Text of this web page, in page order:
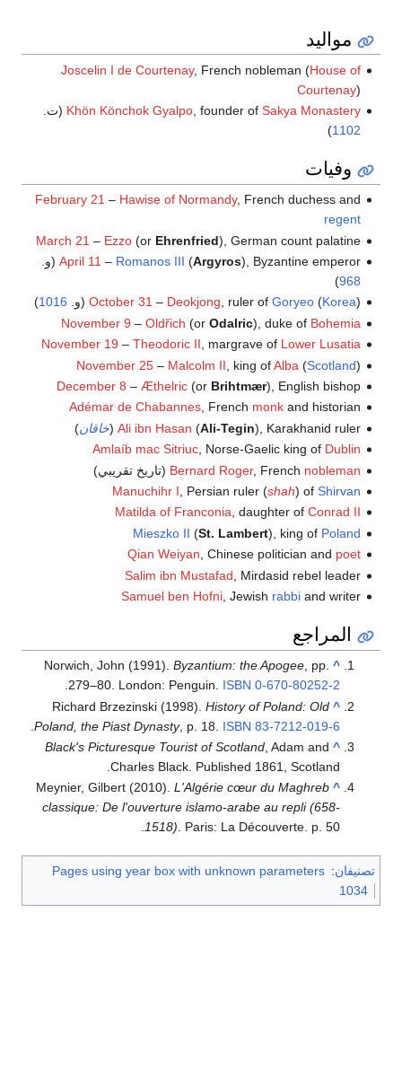
مواليد
Joscelin I de Courtenay, French nobleman (House of
Courtenay)
Khön Könchok Gyalpo, founder of Sakya Monastery
(ت.
1102
)
وفيات
February 21 – Hawise of Normandy, French duchess and
regent
March 21 – Ezzo(or Ehrenfried), German count palatine
April 11 – Romanos III (Argyros), Byzantine emperor (و.
968
)
October 31 – Deokjong, ruler of Goryeo(Korea) (و. 1016
)
November 9 – Oldřich (or Odalric), duke of Bohemia
November 19 – Theodoric II, margrave of Lower Lusatia
November 25– Malcolm II , king ofAlba (Scotland)
December 8 – Æthelric(or Brihtmær), English bishop
Adémar de Chabannes, French monkand historian
Ali ibn Hasan (Ali-Tegin), Karakhanid ruler ( خاقان)
Amlaíb mac Sitriuc, Norse-Gaelic king of Dublin
Bernard Roger, French nobleman
(تاريخ تقريبي)
Manuchihr I , Persian ruler (shah) of Shirvan
Matilda of Franconia, daughter of Conrad II
Mieszko II (St. Lambert), king of Poland
Qian Weiyan , Chinese politician and poet
Salim ibn Mustafad , Mirdasid rebel leader
Samuel ben Hofni, Jewish rabbiand writer
المراجع
^
Norwich, John (1991).Byzantium: the Apogee, pp.
279–80. London: Penguin. ISBN 0-670-80252-2
.
^
Richard Brzezinski (1998).History of Poland: Old
Poland, the Piast Dynasty, p. 18. ISBN 83-7212-019-6
.
^
Black's Picturesque Tourist of Scotland , Adam and
Charles Black. Published 1861, Scotland.
^
Meynier, Gilbert (2010).L'Algérie cœur du Maghreb
classique: De l'ouverture islamo-arabe au repli (658-
1518). Paris: La Découverte. p. 50.
تصنيفان:
Pages using year box with unknown parameters
1034